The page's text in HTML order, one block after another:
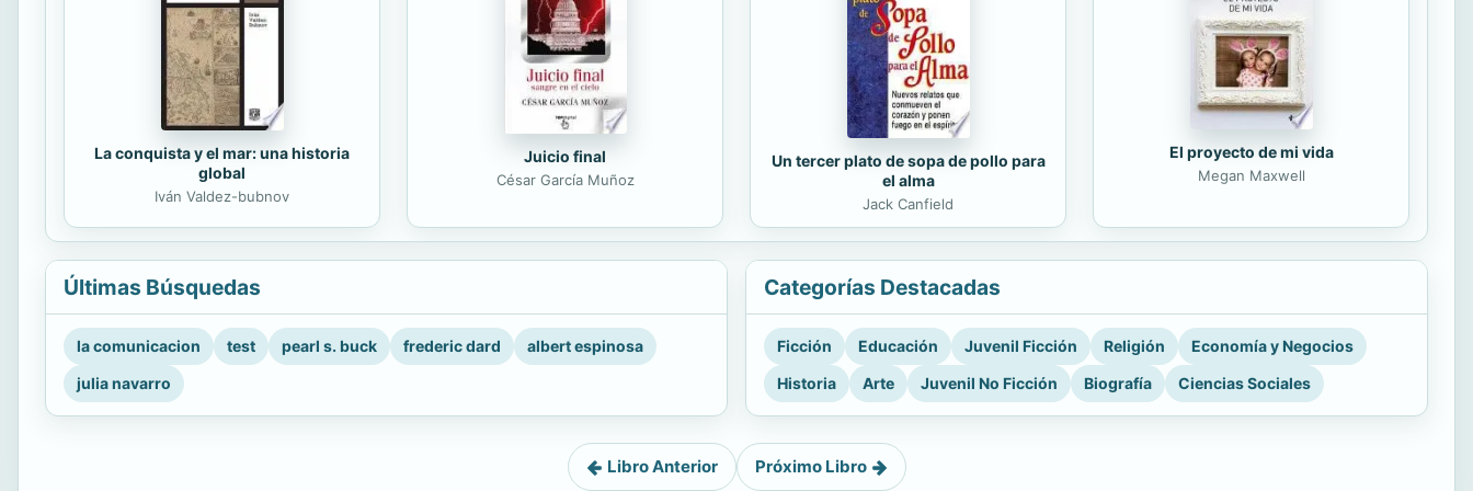
La conquista y el mar: una historia
global
Iván Valdez-bubnov
Juicio final
César García Muñoz
Un tercer plato de sopa de pollo para
el alma
Jack Canfield
El proyecto de mi vida
Megan Maxwell
Últimas Búsquedas
la comunicacion test pearl s. buck frederic dard
albert espinosa
julia navarro
Categorías Destacadas
Ficción Educación Juvenil Ficción Religión
Economía y Negocios
Historia
Arte Juvenil No Ficción Biografía Ciencias Sociales
Libro Anterior Próximo Libro